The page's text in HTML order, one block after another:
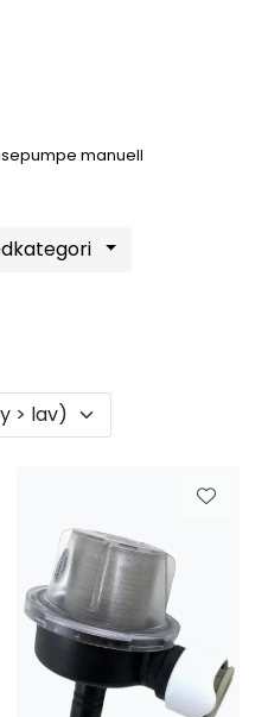
manuell